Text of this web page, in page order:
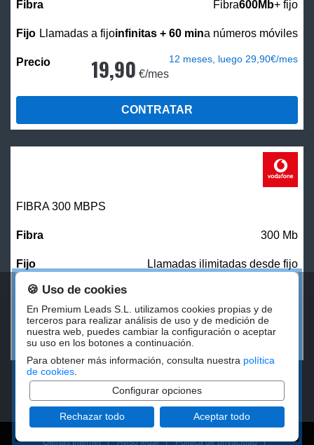
Fibra600Mb+ fijo
Llamadas a fijoinfinitas + 60 mina números móviles
19,90 €/mes
12 meses, luego 29,90€/mes
CONTRATAR
FIBRA 300 MBPS
300 Mb
Llamadas ilimitadas desde fijo
27,00 €/mes
CONTRATAR
Ofertas Internet| Aviso legal| Politica de privacidad|
🍪 Uso de cookies
En Premium Leads S.L. utilizamos cookies propias y de
terceros para realizar análisis de uso y de medición de
nuestra web, puedes cambiar la configuración o aceptar
su uso en los botones a continuación.
Para obtener más información, consulta nuestra política
de cookies
Configurar opciones
Rechazar todo Aceptar todo